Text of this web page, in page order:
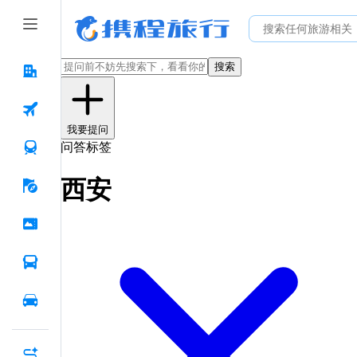
搜索
我要提问
问答标签
西安